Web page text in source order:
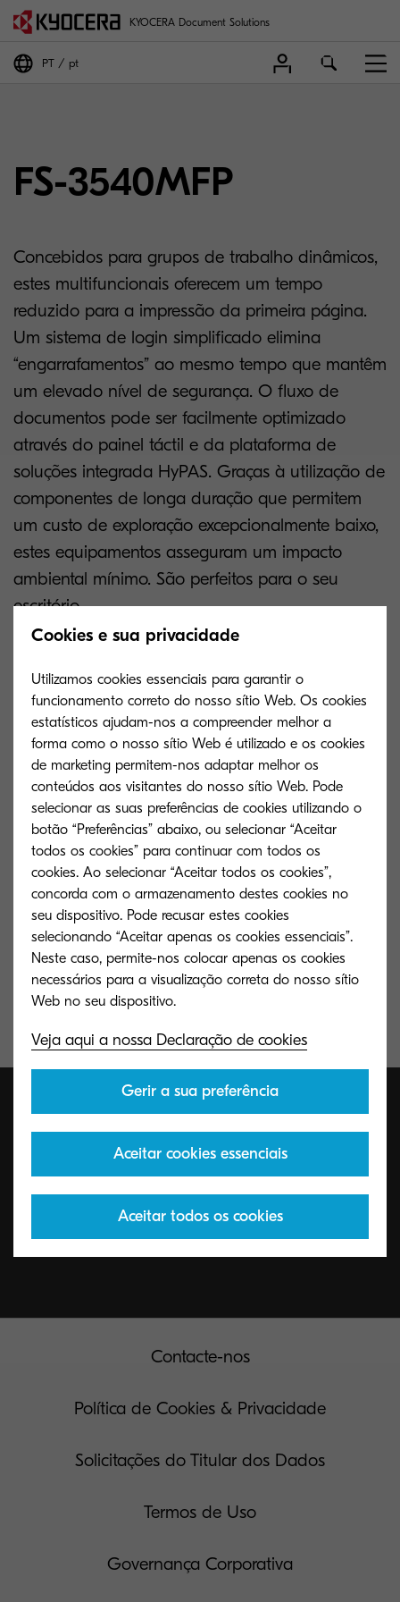
KYOCERA Document Solutions
PT pt
FS-3540MFP
Concebidos para grupos de trabalho dinâmicos,
estes multifuncionais oferecem um tempo
reduzido para a impressão da primeira página.
Um sistema de login simplificado elimina
“engarrafamentos” ao mesmo tempo que mantêm
um elevado nível de segurança. O fluxo de
documentos pode ser facilmente optimizado
através do painel táctil e da plataforma de
soluções integrada HyPAS. Graças à utilização de
componentes de longa duração que permitem
um custo de exploração excepcionalmente baixo,
estes equipamentos asseguram um impacto
ambiental mínimo. São perfeitos para o seu
escritório.
Primeira cópia em 7 segundos ou menos
Impressão duplex, cópia e digitalização standard
Controlador de 800 MHz, 1 GB RAM, Gigabit Interface
Painel táctil a cores para maior facilidade de utilização
Até 3 alimentadores em opção para uma alimentação
Elevada segurança através das funcionalidades SSL, IP
sec e impressão privada
Plataforma de soluções HyPAS permite customizações
Contacte-nos
Política de Cookies & Privacidade
Solicitações do Titular dos Dados
Termos de Uso
Governança Corporativa
Cookies e sua privacidade
Utilizamos cookies essenciais para garantir o
funcionamento correto do nosso sítio Web. Os cookies
estatísticos ajudam-nos a compreender melhor a
forma como o nosso sítio Web é utilizado e os cookies
de marketing permitem-nos adaptar melhor os
conteúdos aos visitantes do nosso sítio Web. Pode
selecionar as suas preferências de cookies utilizando o
botão “Preferências” abaixo, ou selecionar “Aceitar
todos os cookies” para continuar com todos os
cookies. Ao selecionar “Aceitar todos os cookies”,
concorda com o armazenamento destes cookies no
seu dispositivo. Pode recusar estes cookies
selecionando “Aceitar apenas os cookies essenciais”.
Neste caso, permite-nos colocar apenas os cookies
necessários para a visualização correta do nosso sítio
Veja aqui a nossa Declaração de cookies
Gerir a sua preferência
Aceitar cookies essenciais
Aceitar todos os cookies